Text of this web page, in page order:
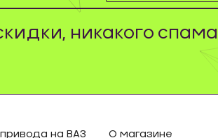
никакого спама
на ВАЗ О магазине